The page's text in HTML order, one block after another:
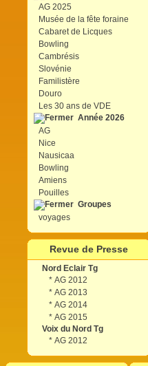
AG 2025
Musée de la fête foraine
Cabaret de Licques
Bowling
Cambrésis
Slovénie
Familistère
Douro
Les 30 ans de VDE
Année 2026
AG
Nice
Nausicaa
Bowling
Amiens
Pouilles
Groupes
voyages
Revue de Presse
Nord Eclair Tg
* AG 2012
* AG 2013
* AG 2014
* AG 2015
Voix du Nord Tg
* AG 2012